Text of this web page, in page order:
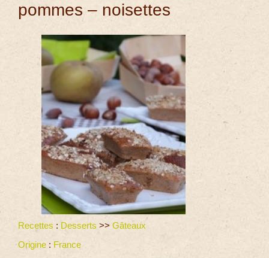
pommes – noisettes
Recettes : Desserts >> Gâteaux
Origine : France